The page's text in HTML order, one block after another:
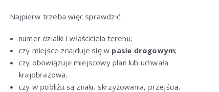
Najpierw trzeba więc sprawdzić:
numer działki i właściciela terenu;
czy miejsce znajduje się w pasie drogowym;
czy obowiązuje miejscowy plan lub uchwała
krajobrazowa;
czy w pobliżu są znaki, skrzyżowania, przejścia,